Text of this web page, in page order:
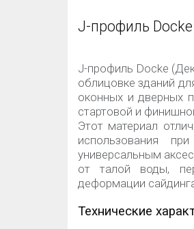
J-профиль
J-профиль Docke
облицовке зданий
оконных и дверных
стартовой и
Этот материал
использования
универсальным
от талой воды,
деформации
Технические